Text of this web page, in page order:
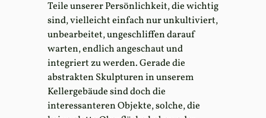
Teile unserer Persönlichkeit, die wichtig
sind, vielleicht einfach nur unkultiviert,
unbearbeitet, ungeschliffen darauf
warten, endlich angeschaut und
integriert zu werden. Gerade die
abstrakten Skulpturen in unserem
Kellergebäude sind doch die
interessanteren Objekte, solche, die